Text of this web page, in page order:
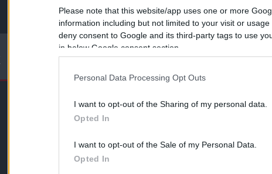
Please note that this website/app uses one or more
information including but not limited to your visit or
deny consent to Google and its third-party tags to use
in below Google consent section.
Personal Data Processing Opt Outs
I want to opt-out of the Sharing of my personal data.
Opted In
I want to opt-out of the Sale of my Personal Data.
Opted In